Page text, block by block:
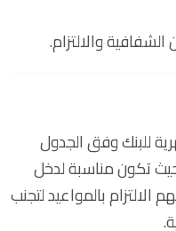
والالتزام.
للبنك وفق الجدول
تكون مناسبة لدخل
بالمواعيد لتجنب